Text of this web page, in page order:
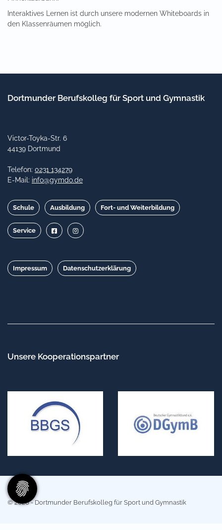
Interaktives Lernen ist durch unsere modernen Whiteboards in
den Klassenräumen möglich.
Dortmunder Berufskolleg für Sport und Gymnastik
Victor-Toyka-Str. 6
44139 Dortmund
Telefon: 0231 134279
E-Mail: info@gymdo.de
Schule Ausbildung Fort- und Weiterbildung
Service
Impressum Datenschutzerklärung
Unsere Kooperationspartner
© 2026 - Dortmunder Berufskolleg für Sport und Gymnastik